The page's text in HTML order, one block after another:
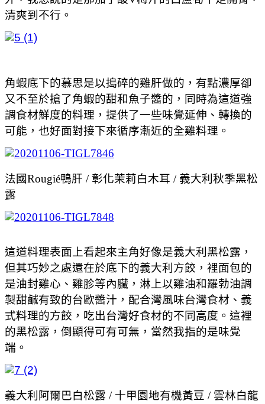
清爽到不行。
角蝦底下的慕思是以搗碎的雞肝做的，有點濃厚卻
又不至於搶了角蝦的甜和魚子醬的，同時為這道強
調食材鮮度的料理，提供了一些味覺延伸、轉換的
可能，也好面對接下來循序漸近的全雞料理。
法國Rougié鴨肝 / 彰化茉莉白木耳 / 義大利秋季黑松
露
這道料理表面上看起來主角好像是義大利黑松露，
但其巧妙之處還在於底下的義大利方餃，裡面包的
是油封雞心、雞胗等內臟，淋上以雞油和羅勃油調
製甜鹹有致的台歐醬汁，配合灣風味台灣食材、義
式料理的方餃，吃出台灣好食材的不同高度。這裡
的黑松露，倒顯得可有可無，當然我指的是味覺
端。
義大利阿爾巴白松露 / 十甲園地有機黃豆 / 雲林白龍